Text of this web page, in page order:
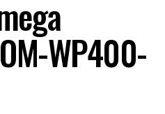
WP400-